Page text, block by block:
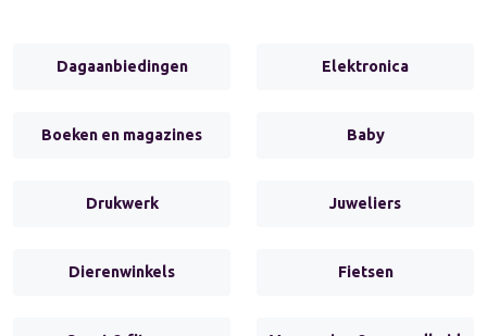
Dagaanbiedingen Elektronica
Boeken en magazines Baby
Drukwerk Juweliers
Dierenwinkels Fietsen